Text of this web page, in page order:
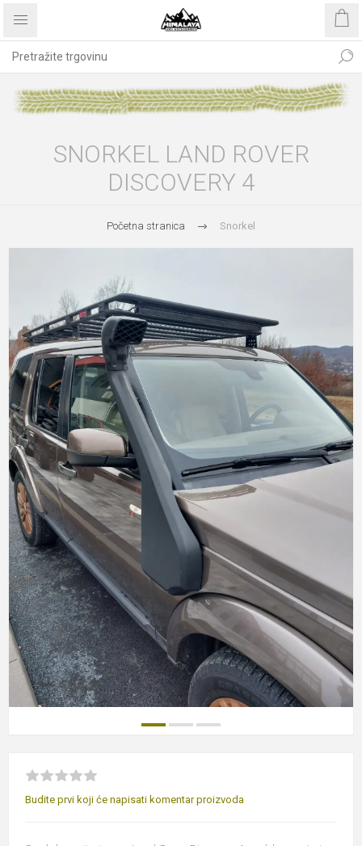
SNORKEL LAND ROVER
DISCOVERY 4
Početna stranica Snorkel
Budite prvi koji će napisati komentar proizvoda